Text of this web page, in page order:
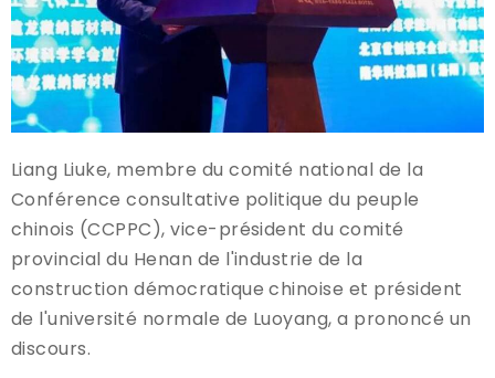
Liang Liuke, membre du comité national de la
Conférence consultative politique du peuple
chinois (CCPPC), vice-président du comité
provincial du Henan de l'industrie de la
construction démocratique chinoise et président
de l'université normale de Luoyang, a prononcé un
discours.